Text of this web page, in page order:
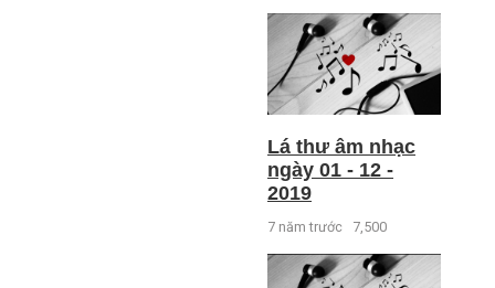
Lá thư âm nhạc
ngày 01 - 12 -
2019
7 năm trước 7,500